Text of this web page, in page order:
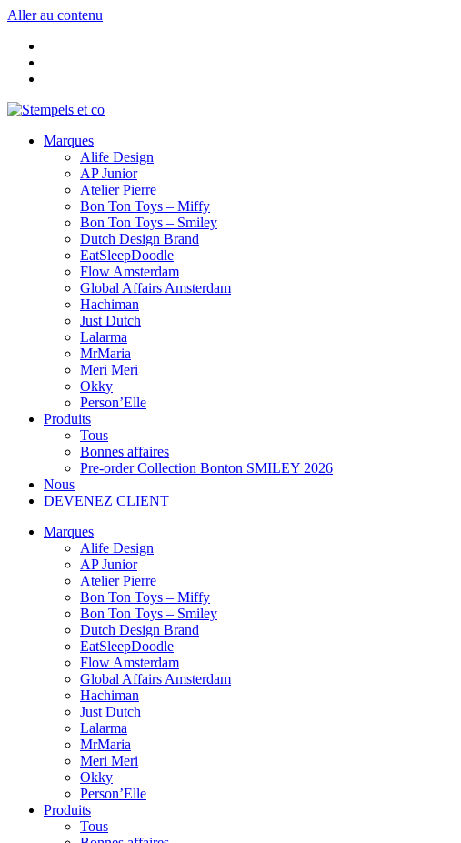
Aller au contenu
Marques
Alife Design
AP Junior
Atelier Pierre
Bon Ton Toys – Miffy
Bon Ton Toys – Smiley
Dutch Design Brand
EatSleepDoodle
Flow Amsterdam
Global Affairs Amsterdam
Hachiman
Just Dutch
Lalarma
MrMaria
Meri Meri
Okky
Person’Elle
Produits
Tous
Bonnes affaires
Pre-order Collection Bonton SMILEY 2026
Nous
DEVENEZ CLIENT
Marques
Alife Design
AP Junior
Atelier Pierre
Bon Ton Toys – Miffy
Bon Ton Toys – Smiley
Dutch Design Brand
EatSleepDoodle
Flow Amsterdam
Global Affairs Amsterdam
Hachiman
Just Dutch
Lalarma
MrMaria
Meri Meri
Okky
Person’Elle
Produits
Tous